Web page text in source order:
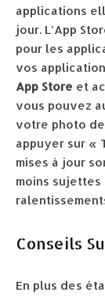
applications
jour. L’App
pour les
vos
App Store et
vous pouvez
votre photo
appuyer sur «
mises à jour
moins
Conseils
En plus des